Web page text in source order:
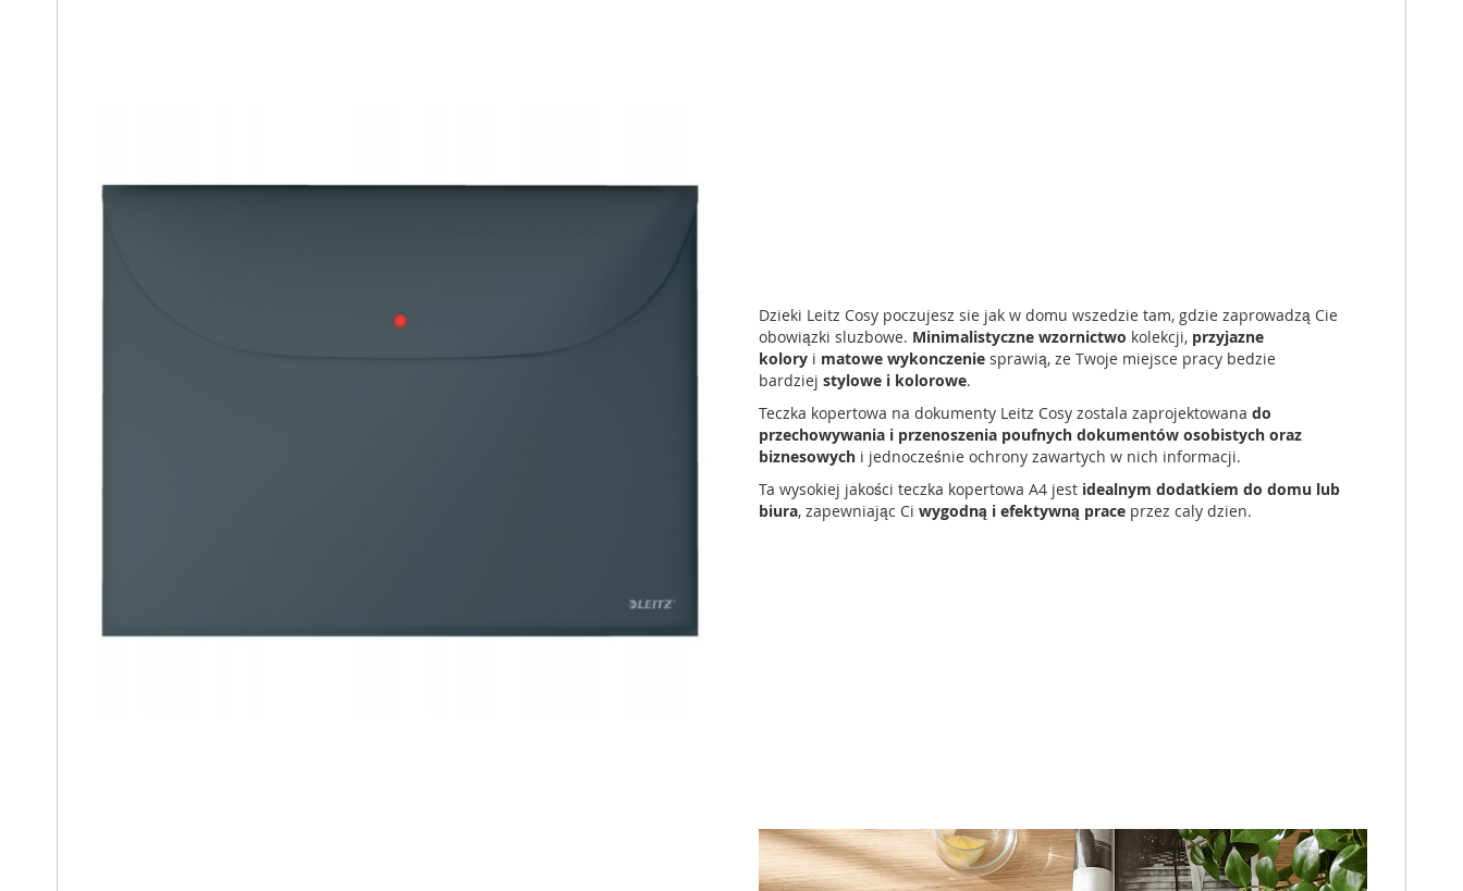
Dzieki Leitz Cosy poczujesz sie jak w domu wszedzie tam, gdzie zaprowadzą Cie
obowiązki sluzbowe. Minimalistyczne wzornictwo kolekcji, przyjazne
kolory i matowe wykonczenie sprawią, ze Twoje miejsce pracy bedzie
bardziej stylowe i kolorowe.
Teczka kopertowa na dokumenty Leitz Cosy zostala zaprojektowana do
przechowywania i przenoszenia poufnych dokumentów osobistych oraz
biznesowych i jednocześnie ochrony zawartych w nich informacji.
Ta wysokiej jakości teczka kopertowa A4 jest idealnym dodatkiem do domu lub
biura, zapewniając Ci wygodną i efektywną prace przez caly dzien.